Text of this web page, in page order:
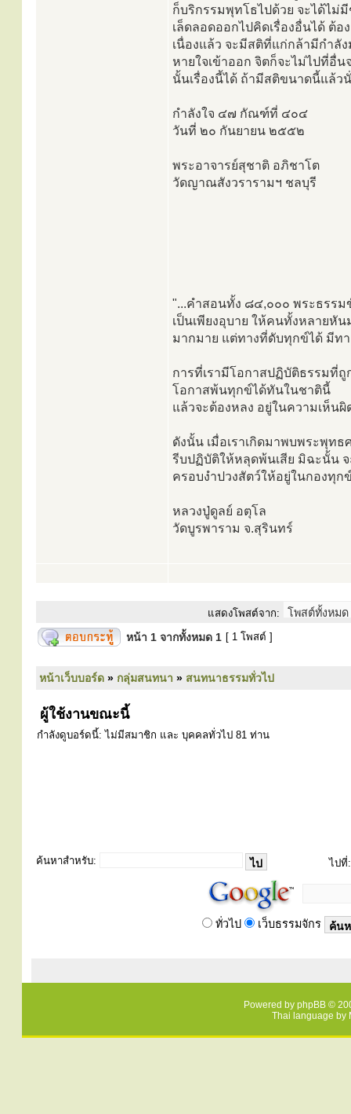
ก็บริกรรมพุทโธไปด้วย จะได้ไม่
เล็ดลอดออกไปคิดเรื่องอื่นได้ ต้
เนื่องแล้ว จะมีสติที่แก่กล้ามีกำลั
หายใจเข้าออก จิตก็จะไม่ไปที่อื่น
นั้นเรื่องนี้ได้ ถ้ามีสติขนาดนี้แล้ว
กำลังใจ ๔๗ กัณฑ์ที่ ๔๐๔
วันที่ ๒๐ กันยายน ๒๕๕๒
พระอาจารย์สุชาติ อภิชาโต
วัดญาณสังวรารามฯ ชลบุรี
"...คำสอนทั้ง ๘๔,๐๐๐ พระธรร
เป็นเพียงอุบาย ให้คนทั้งหลายหั
มากมาย แต่ทางที่ดับทุกข์ได้ มีท
การที่เรามีโอกาสปฏิบัติธรรมที่
โอกาสพ้นทุกข์ได้ทันในชาตินี้
แล้วจะต้องหลง อยู่ในความเห็น
ดังนั้น เมื่อเราเกิดมาพบพระพุทธ
รีบปฏิบัติให้หลุดพ้นเสีย มิฉะนั้น
ครอบงำปวงสัตว์ให้อยู่ในกองทุก
หลวงปู่ดูลย์ อตุโล
วัดบูรพาราม จ.สุรินทร์
แสดงโพสต์จาก:
หน้า 1 จากทั้งหมด 1 [ 1 โพสต์ ]
หน้าเว็บบอร์ด » กลุ่มสนทนา » สนทนาธรรมทั่วไป
ผู้ใช้งานขณะนี้
กำลังดูบอร์ดนี้: ไม่มีสมาชิก และ บุคคลทั่วไป 81 ท่าน
ค้นหาสำหรับ: ไปที่:
ทั่วไป เว็บธรรมจักร
Powered by phpBB ©
Thai language by